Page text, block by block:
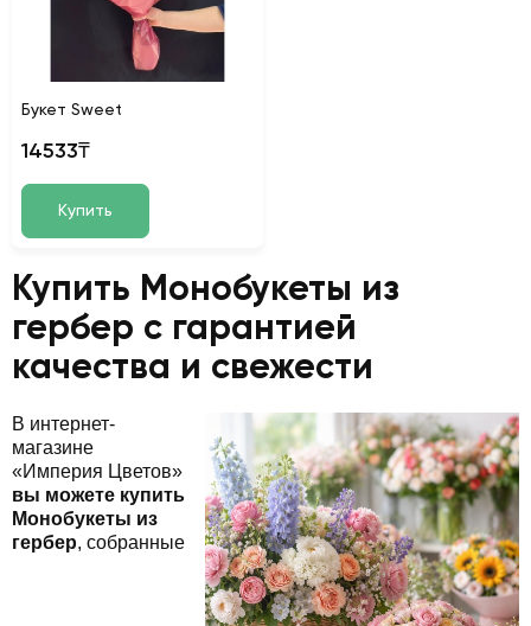
Букет Sweet
14533₸
Купить
Купить Монобукеты из
гербер с гарантией
качества и свежести
В интернет-
магазине
«Империя Цветов»
вы можете купить
Монобукеты из
гербер, собранные